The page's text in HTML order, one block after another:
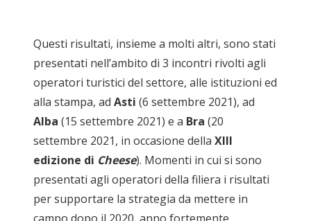
Questi risultati, insieme a molti altri, sono stati
presentati nell’ambito di 3 incontri rivolti agli
operatori turistici del settore, alle istituzioni ed
alla stampa, ad Asti (6 settembre 2021), ad
Alba (15 settembre 2021) e a Bra (20
settembre 2021, in occasione della XIII
edizione di Cheese). Momenti in cui si sono
presentati agli operatori della filiera i risultati
per supportare la strategia da mettere in